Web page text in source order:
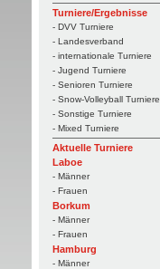
Turniere/Ergebnisse
- DVV Turniere
- Landesverband
- internationale Turniere
- Jugend Turniere
- Senioren Turniere
- Snow-Volleyball Turniere
- Sonstige Turniere
- Mixed Turniere
Aktuelle Turniere
Laboe
- Männer
- Frauen
Borkum
- Männer
- Frauen
Hamburg
- Männer